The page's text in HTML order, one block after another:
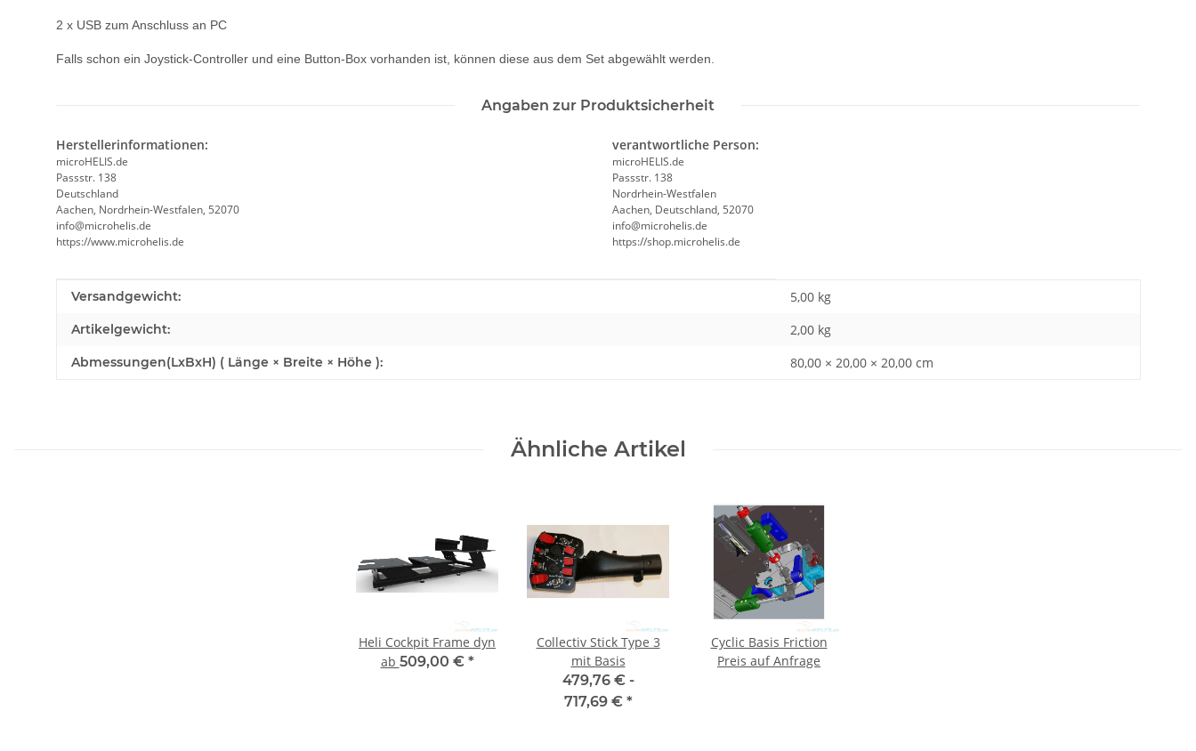
2 x USB zum Anschluss an PC
Falls schon ein Joystick-Controller und eine Button-Box vorhanden ist, können diese aus dem Set abgewählt werden.
Angaben zur Produktsicherheit
Herstellerinformationen:
microHELIS.de
Passstr. 138
Deutschland
Aachen, Nordrhein-Westfalen, 52070
info@microhelis.de
https://www.microhelis.de
verantwortliche Person:
microHELIS.de
Passstr. 138
Nordrhein-Westfalen
Aachen, Deutschland, 52070
info@microhelis.de
https://shop.microhelis.de
Produkteigenschaft
Wert
Versandgewicht: 5,00 kg
Artikelgewicht: 2,00 kg
Abmessungen(LxBxH) ( Länge × Breite × Höhe ): 80,00 × 20,00 × 20,00 cm
Ähnliche Artikel
Heli Cockpit Frame dyn
ab 509,00 € *
Collectiv Stick Type 3
mit Basis
479,76 € -
717,69 € *
Cyclic Basis Friction
Preis auf Anfrage